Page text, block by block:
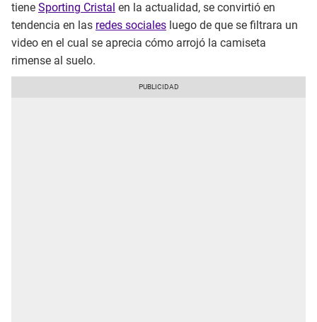
tiene Sporting Cristal en la actualidad, se convirtió en
tendencia en las redes sociales luego de que se filtrara un
video en el cual se aprecia cómo arrojó la camiseta
rimense al suelo.